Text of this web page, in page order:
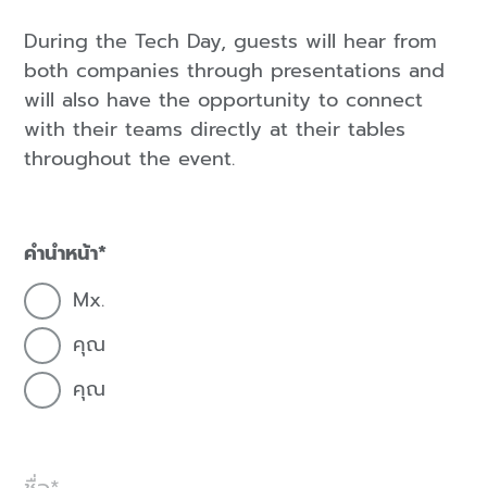
During the Tech Day, guests will hear from
both companies through presentations and
will also have the opportunity to connect
with their teams directly at their tables
throughout the event.
คำนำหน้า
Mx.
คุณ
คุณ